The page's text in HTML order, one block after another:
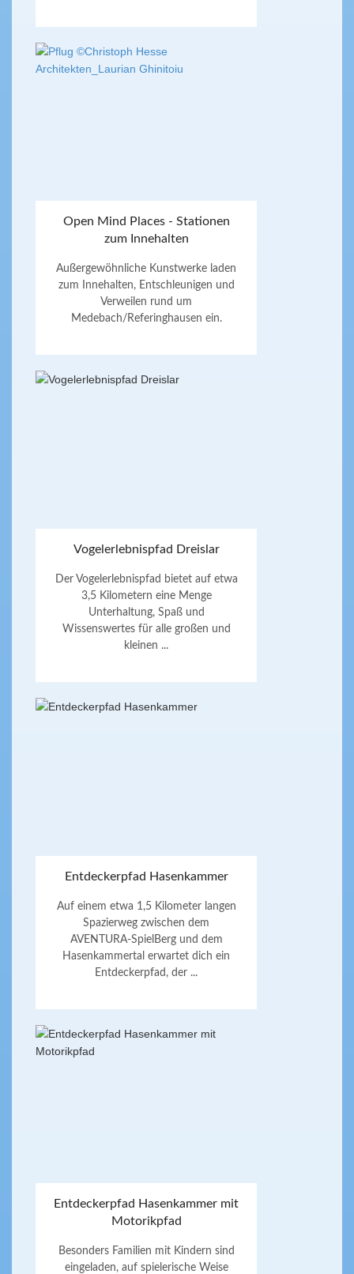
Open Mind Places - Stationen
zum Innehalten
Außergewöhnliche Kunstwerke laden
zum Innehalten, Entschleunigen und
Verweilen rund um
Medebach/Referinghausen ein.
Vogelerlebnispfad Dreislar
Der Vogelerlebnispfad bietet auf etwa
3,5 Kilometern eine Menge
Unterhaltung, Spaß und
Wissenswertes für alle großen und
kleinen ...
Entdeckerpfad Hasenkammer
Auf einem etwa 1,5 Kilometer langen
Spazierweg zwischen dem
AVENTURA-SpielBerg und dem
Hasenkammertal erwartet dich ein
Entdeckerpfad, der ...
Entdeckerpfad Hasenkammer mit
Motorikpfad
Besonders Familien mit Kindern sind
eingeladen, auf spielerische Weise